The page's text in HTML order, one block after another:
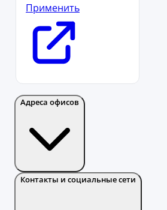
Применить
Адреса офисов
Контакты и социальные сети